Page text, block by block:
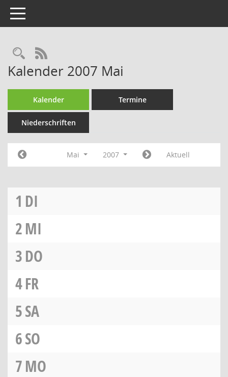
Toggle navigation
Rechercheauswahl
RSS-Feed
Kalender 2007 Mai
Kalender Termine
Niederschriften
Mai 2007 Aktuell
1 DI
2MI
3DO
4FR
5SA
6SO
7MO